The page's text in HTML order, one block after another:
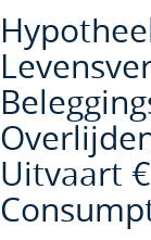
Uitvaart